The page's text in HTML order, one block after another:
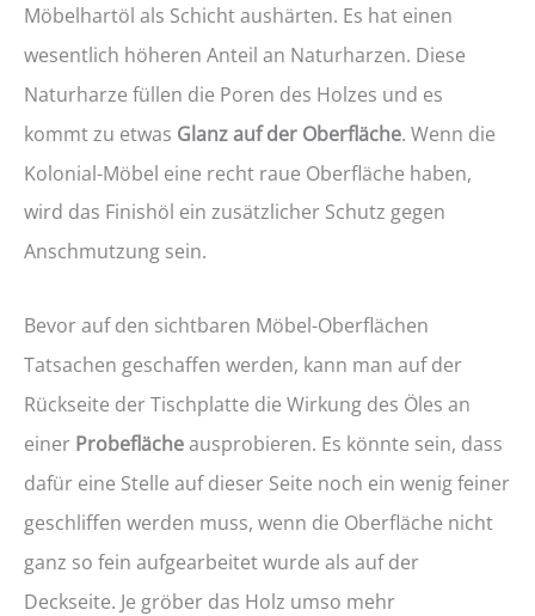
Möbelhartöl als Schicht aushärten. Es hat einen
wesentlich höheren Anteil an Naturharzen. Diese
Naturharze füllen die Poren des Holzes und es
kommt zu etwas Glanz auf der Oberfläche. Wenn die
Kolonial-Möbel eine recht raue Oberfläche haben,
wird das Finishöl ein zusätzlicher Schutz gegen
Anschmutzung sein.
Bevor auf den sichtbaren Möbel-Oberflächen
Tatsachen geschaffen werden, kann man auf der
Rückseite der Tischplatte die Wirkung des Öles an
einer Probeflächeausprobieren. Es könnte sein, dass
dafür eine Stelle auf dieser Seite noch ein wenig feiner
geschliffen werden muss, wenn die Oberfläche nicht
ganz so fein aufgearbeitet wurde als auf der
Deckseite. Je gröber das Holz umso mehr